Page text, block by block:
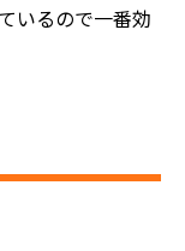
いるので一番効